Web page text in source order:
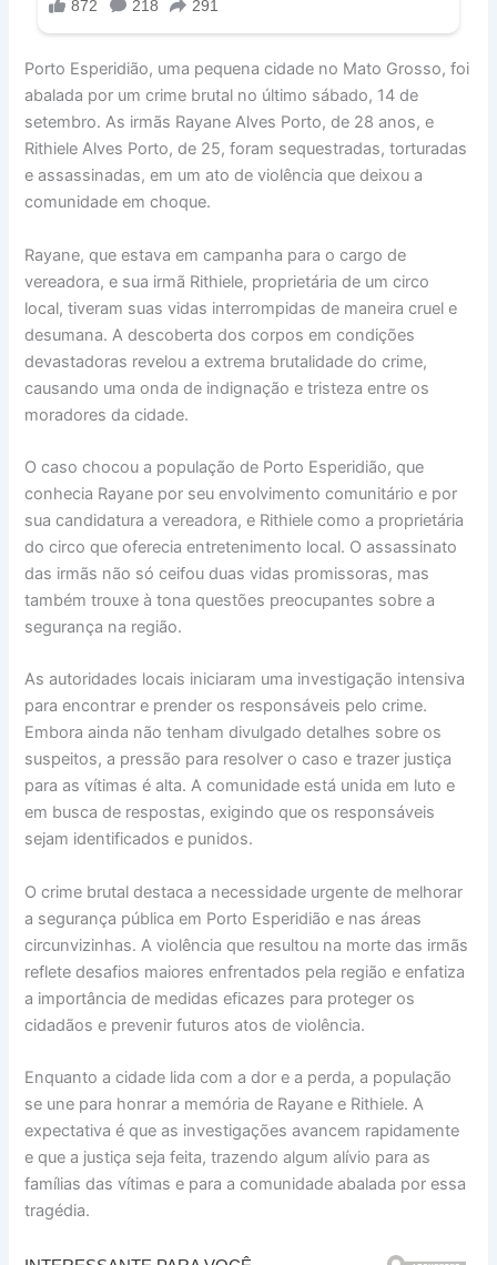
Porto Esperidião, uma pequena cidade no Mato Grosso, foi
abalada por um crime brutal no último sábado, 14 de
setembro. As irmãs Rayane Alves Porto, de 28 anos, e
Rithiele Alves Porto, de 25, foram sequestradas, torturadas
e assassinadas, em um ato de violência que deixou a
comunidade em choque.
Rayane, que estava em campanha para o cargo de
vereadora, e sua irmã Rithiele, proprietária de um circo
local, tiveram suas vidas interrompidas de maneira cruel e
desumana. A descoberta dos corpos em condições
devastadoras revelou a extrema brutalidade do crime,
causando uma onda de indignação e tristeza entre os
moradores da cidade.
O caso chocou a população de Porto Esperidião, que
conhecia Rayane por seu envolvimento comunitário e por
sua candidatura a vereadora, e Rithiele como a proprietária
do circo que oferecia entretenimento local. O assassinato
das irmãs não só ceifou duas vidas promissoras, mas
também trouxe à tona questões preocupantes sobre a
segurança na região.
As autoridades locais iniciaram uma investigação intensiva
para encontrar e prender os responsáveis pelo crime.
Embora ainda não tenham divulgado detalhes sobre os
suspeitos, a pressão para resolver o caso e trazer justiça
para as vítimas é alta. A comunidade está unida em luto e
em busca de respostas, exigindo que os responsáveis
sejam identificados e punidos.
O crime brutal destaca a necessidade urgente de melhorar
a segurança pública em Porto Esperidião e nas áreas
circunvizinhas. A violência que resultou na morte das irmãs
reflete desafios maiores enfrentados pela região e enfatiza
a importância de medidas eficazes para proteger os
cidadãos e prevenir futuros atos de violência.
Enquanto a cidade lida com a dor e a perda, a população
se une para honrar a memória de Rayane e Rithiele. A
expectativa é que as investigações avancem rapidamente
e que a justiça seja feita, trazendo algum alívio para as
famílias das vítimas e para a comunidade abalada por essa
tragédia.